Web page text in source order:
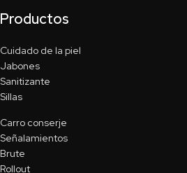
Productos
Cuidado de la piel
Jabones
Sanitizante
Sillas
Carro conserje
Señalamientos
Brute
Rollout